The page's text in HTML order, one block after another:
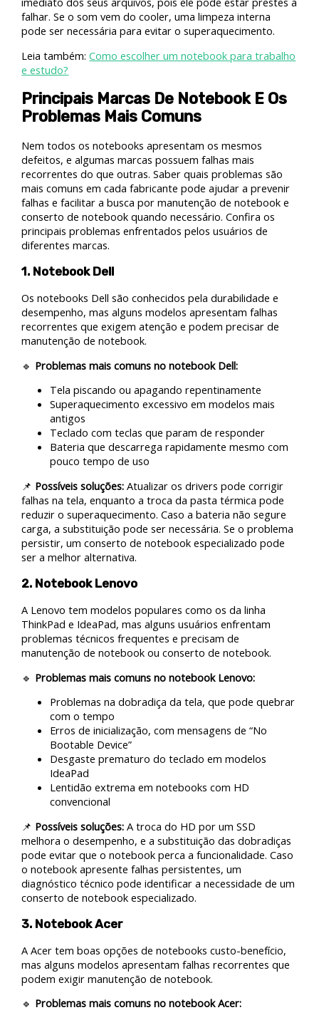
falhar. Se o som vem do cooler, uma limpeza interna
pode ser necessária para evitar o superaquecimento.
Leia também:Como escolher um notebook para trabalho
e estudo?
Principais Marcas De Notebook E Os
Problemas Mais Comuns
Nem todos os notebooks apresentam os mesmos
defeitos, e algumas marcas possuem falhas mais
recorrentes do que outras. Saber quais problemas são
mais comuns em cada fabricante pode ajudar a prevenir
falhas e facilitar a busca por manutenção de notebook e
conserto de notebook quando necessário. Confira os
principais problemas enfrentados pelos usuários de
diferentes marcas.
1. Notebook Dell
Os notebooks Dell são conhecidos pela durabilidade e
desempenho, mas alguns modelos apresentam falhas
recorrentes que exigem atenção e podem precisar de
manutenção de notebook.
🔹 Problemas mais comuns no notebook Dell:
Tela piscando ou apagando repentinamente
Superaquecimento excessivo em modelos mais
antigos
Teclado com teclas que param de responder
Bateria que descarrega rapidamente mesmo com
pouco tempo de uso
📌 Possíveis soluções: Atualizar os drivers pode corrigir
falhas na tela, enquanto a troca da pasta térmica pode
reduzir o superaquecimento. Caso a bateria não segure
carga, a substituição pode ser necessária. Se o problema
persistir, um conserto de notebook especializado pode
ser a melhor alternativa.
2. Notebook Lenovo
A Lenovo tem modelos populares como os da linha
ThinkPad e IdeaPad, mas alguns usuários enfrentam
problemas técnicos frequentes e precisam de
manutenção de notebook ou conserto de notebook.
🔹 Problemas mais comuns no notebook Lenovo:
Problemas na dobradiça da tela, que pode quebrar
com o tempo
Erros de inicialização, com mensagens de “No
Bootable Device”
Desgaste prematuro do teclado em modelos
IdeaPad
Lentidão extrema em notebooks com HD
convencional
📌 Possíveis soluções: A troca do HD por um SSD
melhora o desempenho, e a substituição das dobradiças
pode evitar que o notebook perca a funcionalidade. Caso
o notebook apresente falhas persistentes, um
diagnóstico técnico pode identificar a necessidade de um
conserto de notebook especializado.
3. Notebook Acer
A Acer tem boas opções de notebooks custo-benefício,
mas alguns modelos apresentam falhas recorrentes que
podem exigir manutenção de notebook.
🔹 Problemas mais comuns no notebook Acer: